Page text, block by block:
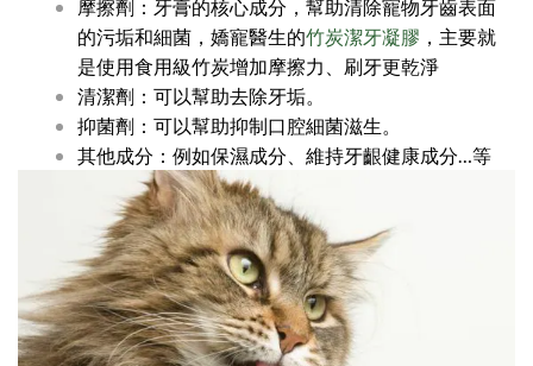
摩擦劑：牙膏的核心成分，幫助清除寵物牙齒表面
的污垢和細菌，嬌寵醫生的竹炭潔牙凝膠 ，主要就
是使用食用級竹炭增加摩擦力、刷牙更乾淨
清潔劑：可以幫助去除牙垢。
抑菌劑：可以幫助抑制口腔細菌滋生。
其他成分：例如保濕成分、維持牙齦健康成分…等